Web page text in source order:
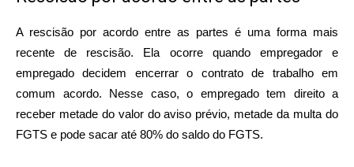
A rescisão por acordo entre as partes é uma forma mais
recente de rescisão. Ela ocorre quando empregador e
empregado decidem encerrar o contrato de trabalho em
comum acordo. Nesse caso, o empregado tem direito a
receber metade do valor do aviso prévio, metade da multa do
FGTS e pode sacar até 80% do saldo do FGTS.